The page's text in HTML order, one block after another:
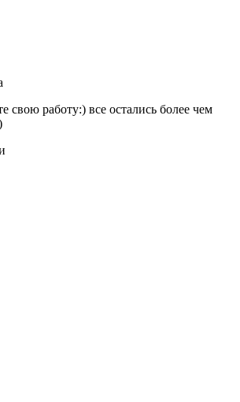
свою работу:) все остались более чем